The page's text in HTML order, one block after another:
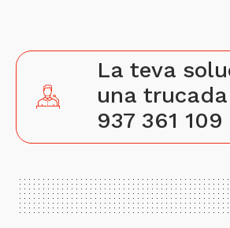
La teva
una trucada
937 361 109